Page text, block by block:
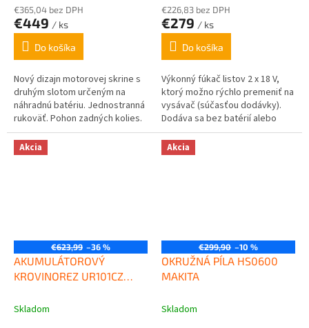
€365,04 bez DPH
€449 / ks
Do košíka
Nový dizajn motorovej skrine s
druhým slotom určeným na
náhradnú batériu. Jednostranná
rukoväť. Pohon zadných kolies.
Nastavenie výšky kosenia v
rozsahu 25-75mm....
€226,83 bez DPH
€279 / ks
Do košíka
Výkonný fúkač listov 2 x 18 V,
ktorý možno rýchlo premeniť na
vysávač (súčasťou dodávky).
Dodáva sa bez batérií alebo
nabíjačky. Kompatibilné s...
Akcia
€623,99 –36 %
AKUMULÁTOROVÝ
KROVINOREZ UR101CZ
Skladom
Akcia
€299,90 –10 %
OKRUŽNÁ PÍLA HS0600
MAKITA
Skladom